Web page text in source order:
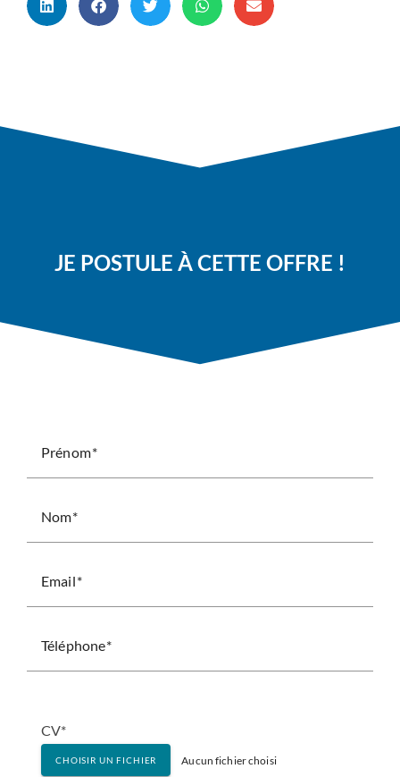
JE POSTULE À CETTE OFFRE !
Prénom
Nom
Email
Téléphone
CV*
CHOISIR UN FICHIER Aucun fichier choisi